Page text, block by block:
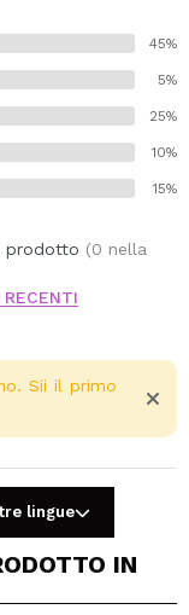
45%
5%
25%
10%
15%
prodotto (0 nella
RECENTI
Sii il primo
lingue
IN